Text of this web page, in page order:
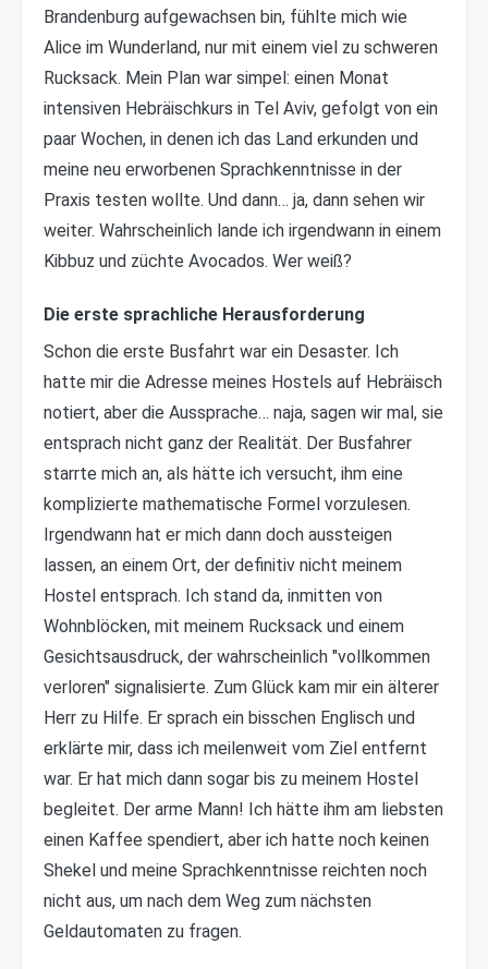
Brandenburg aufgewachsen bin, fühlte mich wie
Alice im Wunderland, nur mit einem viel zu schweren
Rucksack. Mein Plan war simpel: einen Monat
intensiven Hebräischkurs in Tel Aviv, gefolgt von ein
paar Wochen, in denen ich das Land erkunden und
meine neu erworbenen Sprachkenntnisse in der
Praxis testen wollte. Und dann… ja, dann sehen wir
weiter. Wahrscheinlich lande ich irgendwann in einem
Kibbuz und züchte Avocados. Wer weiß?
Die erste sprachliche Herausforderung
Schon die erste Busfahrt war ein Desaster. Ich
hatte mir die Adresse meines Hostels auf Hebräisch
notiert, aber die Aussprache… naja, sagen wir mal, sie
entsprach nicht ganz der Realität. Der Busfahrer
starrte mich an, als hätte ich versucht, ihm eine
komplizierte mathematische Formel vorzulesen.
Irgendwann hat er mich dann doch aussteigen
lassen, an einem Ort, der definitiv nicht meinem
Hostel entsprach. Ich stand da, inmitten von
Wohnblöcken, mit meinem Rucksack und einem
Gesichtsausdruck, der wahrscheinlich "vollkommen
verloren" signalisierte. Zum Glück kam mir ein älterer
Herr zu Hilfe. Er sprach ein bisschen Englisch und
erklärte mir, dass ich meilenweit vom Ziel entfernt
war. Er hat mich dann sogar bis zu meinem Hostel
begleitet. Der arme Mann! Ich hätte ihm am liebsten
einen Kaffee spendiert, aber ich hatte noch keinen
Shekel und meine Sprachkenntnisse reichten noch
nicht aus, um nach dem Weg zum nächsten
Geldautomaten zu fragen.